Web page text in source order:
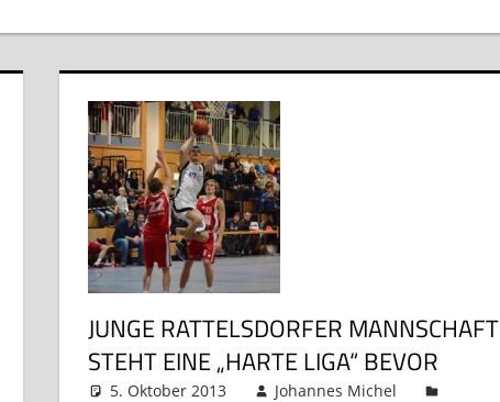
JUNGE RATTELSDORFER MANNSCHAFT
STEHT EINE „HARTE LIGA“ BEVOR
5. Oktober 2013
Johannes Michel